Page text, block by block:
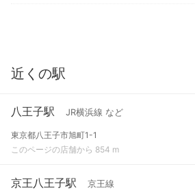
近くの駅
八王子駅 JR横浜線 など
東京都八王子市旭町1-1
このページの店舗から 854 m
京王八王子駅 京王線